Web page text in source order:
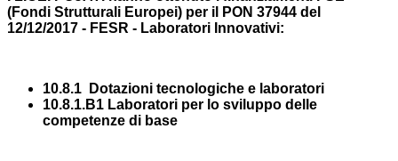
(Fondi Strutturali Europei) per il PON 37944 del
12/12/2017 - FESR - Laboratori Innovativi:
10.8.1 Dotazioni tecnologiche e laboratori
10.8.1.B1 Laboratori per lo sviluppo delle
competenze di base